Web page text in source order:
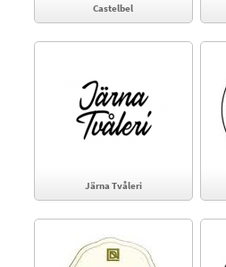
Castelbel
Järna Tvåleri